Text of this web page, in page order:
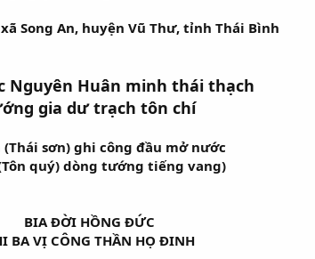
Song An, huyện Vũ Thư, tỉnh Thái Bình
Nguyên Huân minh thái thạch
gia dư trạch tôn chí
sơn) ghi công đầu mở nước
quý) dòng tướng tiếng vang)
BIA ĐỜI HỒNG ĐỨC
BA VỊ CÔNG THẦN HỌ ĐINH